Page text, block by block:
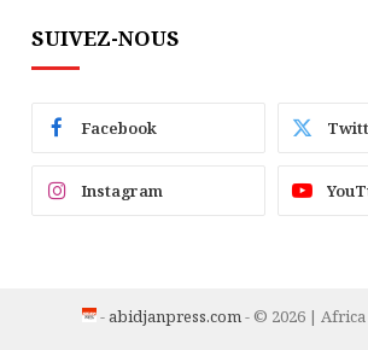
SUIVEZ-NOUS
Facebook
Instagram
- abidjanpress.com- © 2026 | Africa